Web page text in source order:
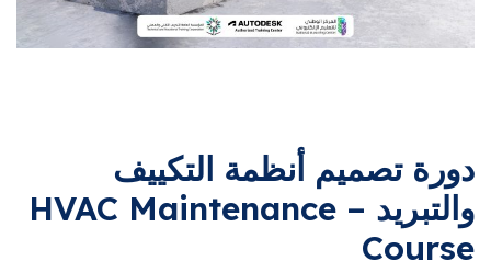
دورة تصميم أنظمة التكييف
والتبريد – HVAC Maintenance
Course